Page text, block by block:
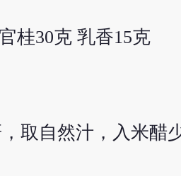
桂30克 乳香15克
取自然汁，入米醋